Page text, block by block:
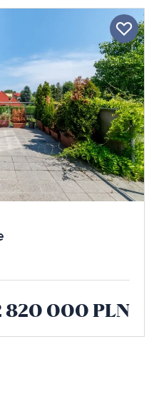
820 000 PLN